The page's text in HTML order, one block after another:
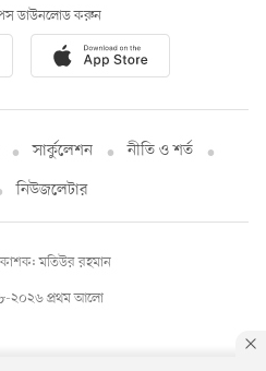
ডাউনলোড করুন
সার্কুলেশন
নীতি ও শর্ত
নিউজলেটার
২০২৬ প্রথম আলো
মতিউর রহমান